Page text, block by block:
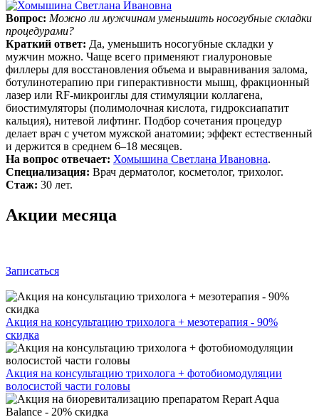
Вопрос: Можно ли мужчинам уменьшить носогубные складки
процедурами?
Краткий ответ: Да, уменьшить носогубные складки у
мужчин можно. Чаще всего применяют гиалуроновые
филлеры для восстановления объема и выравнивания залома,
ботулинотерапию при гиперактивности мышц, фракционный
лазер или RF-микроиглы для стимуляции коллагена,
биостимуляторы (полимолочная кислота, гидроксиапатит
кальция), нитевой лифтинг. Подбор сочетания процедур
делает врач с учетом мужской анатомии; эффект естественный
и держится в среднем 6–18 месяцев.
На вопрос отвечает: Хомышина Светлана Ивановна.
Специализация: Врач дерматолог, косметолог, трихолог.
Стаж: 30 лет.
Акции месяца
Записаться
Акция на консультацию трихолога + мезотерапия - 90%
скидка
Акция на консультацию трихолога + фотобиомодуляции
волосистой части головы